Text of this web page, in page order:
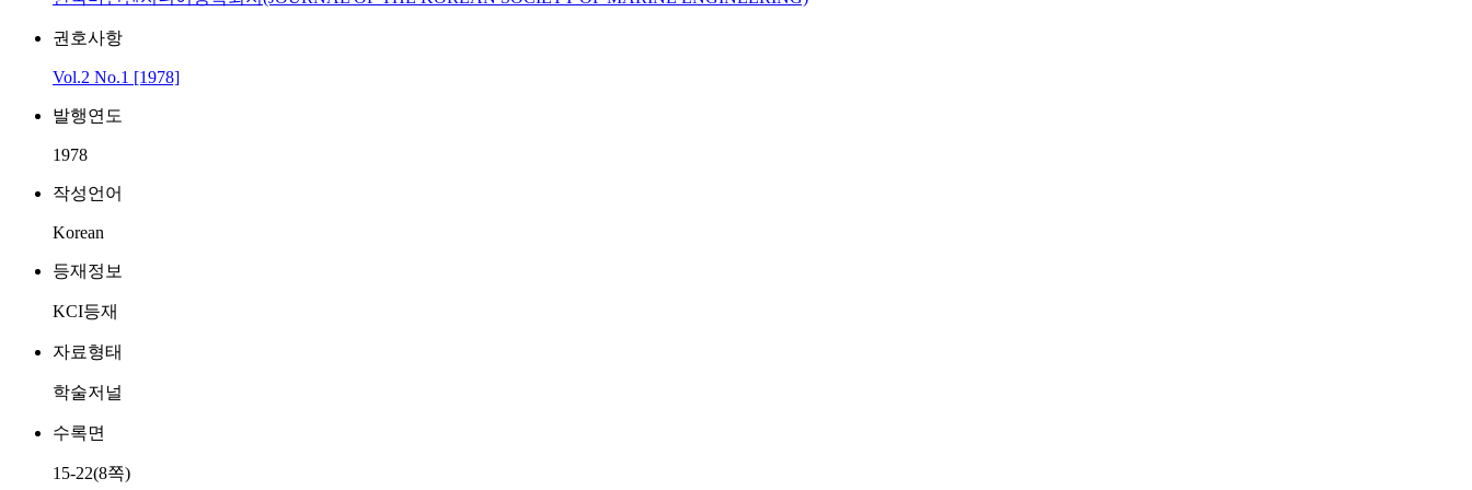
권호사항
Vol.2 No.1 [1978]
발행연도
1978
작성언어
Korean
등재정보
KCI등재
자료형태
학술저널
수록면
15-22(8쪽)